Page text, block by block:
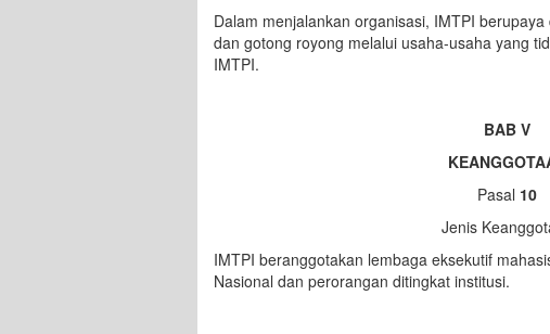
Dalam menjalankan organisasi, IMTPI
dan gotong royong melalui usaha-usaha yang
IMTPI.
BAB V
Pasal 10
Jenis
IMTPI beranggotakan lembaga eksekutif
Nasional dan perorangan ditingkat institusi.